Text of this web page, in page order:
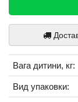
Вага дитини, кг:
Вид упаковки: